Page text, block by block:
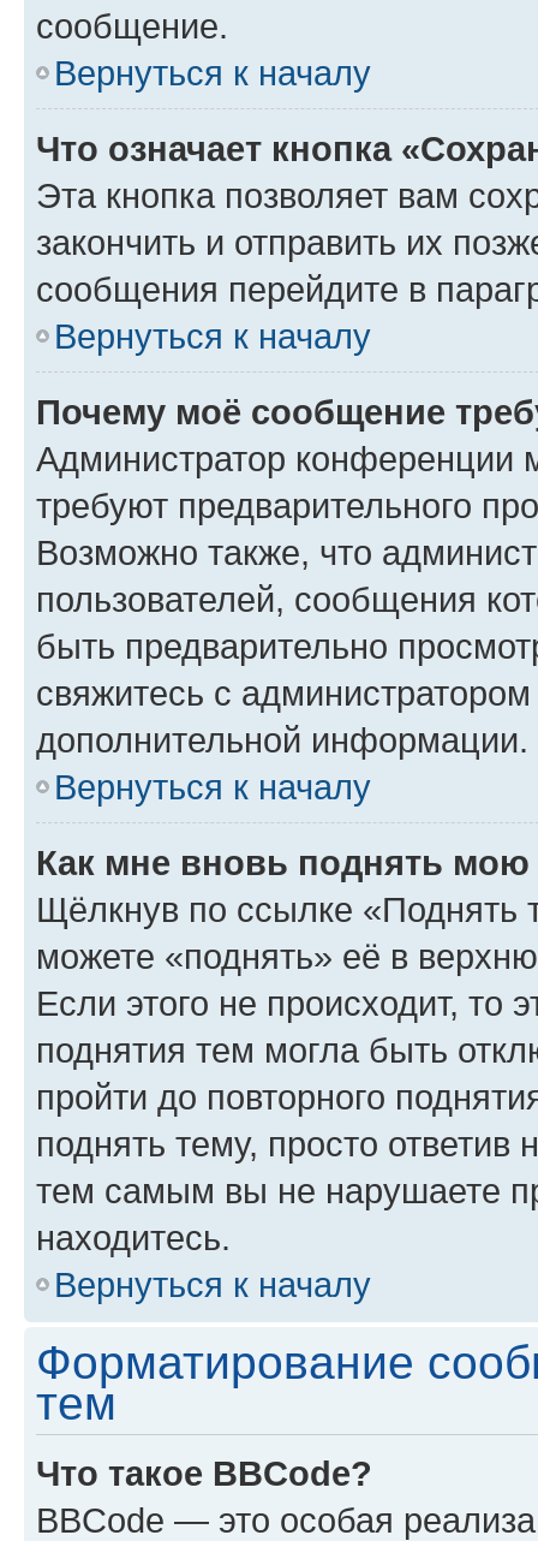
сообщение.
Вернуться к началу
Что означает кнопка
Эта кнопка позволяет вам
закончить и отправить их
сообщения перейдите в
Вернуться к началу
Почему моё сообщение
Администратор конференции
требуют предварительного
Возможно также, что
пользователей, сообщения
быть предварительно
свяжитесь с
дополнительной информации.
Вернуться к началу
Как мне вновь поднять мою
Щёлкнув по ссылке «Поднять
можете «поднять» её в
Если этого не происходит, то
поднятия тем могла быть
пройти до повторного
поднять тему, просто ответив
тем самым вы не нарушаете
находитесь.
Вернуться к началу
Форматирование
тем
Что такое BBCode?
BBCode — это особая